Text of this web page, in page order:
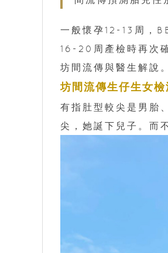
一般懷孕12-13周，
16-20周產檢時再次
坊間流傳與醫生解說。
坊間流傳生仔生女
有指肚型較尖是男胎
尖，她誕下兒子。而